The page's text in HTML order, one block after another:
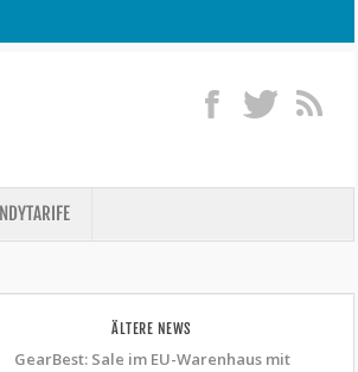
ÄLTERE NEWS
GearBest: Sale im EU-Warenhaus mit